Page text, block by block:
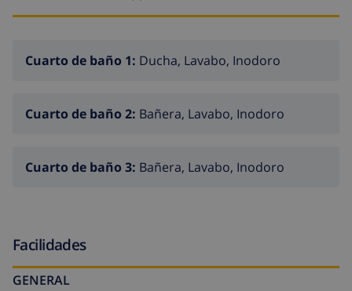
Cuarto de baño 1: Ducha, Lavabo, Inodoro
Cuarto de baño 2: Bañera, Lavabo, Inodoro
Cuarto de baño 3: Bañera, Lavabo, Inodoro
Facilidades
GENERAL